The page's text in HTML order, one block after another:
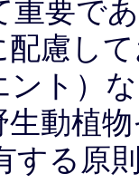
重要で
配慮し
ント）
動植
する原